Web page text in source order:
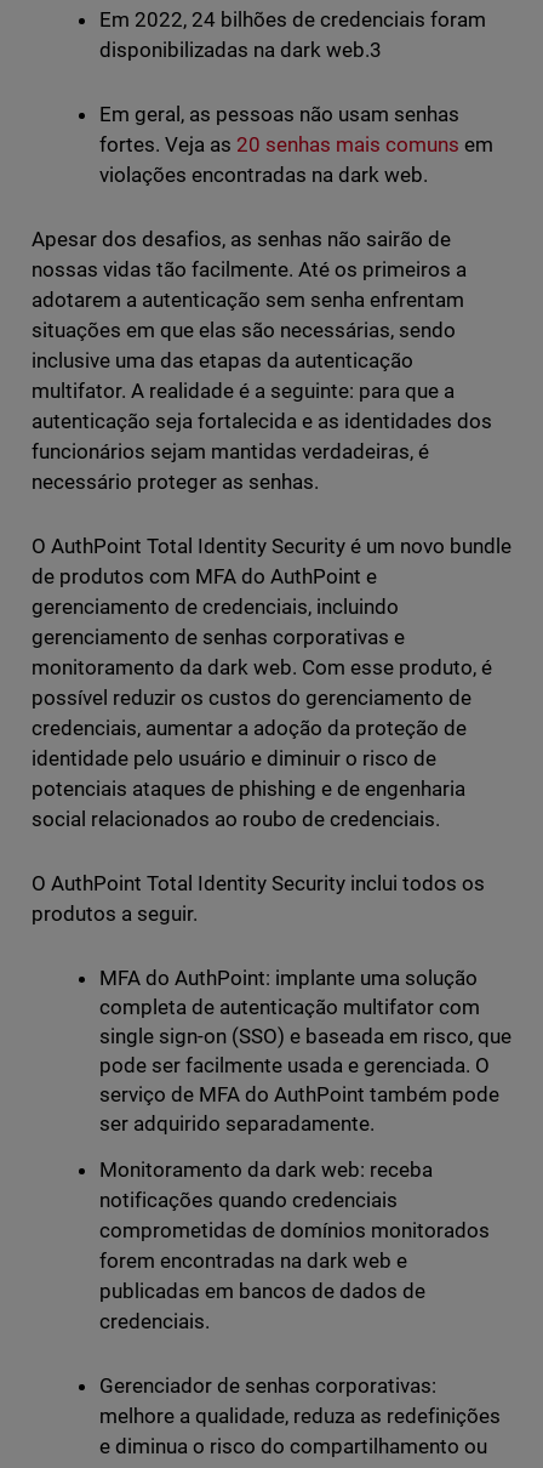
Em 2022, 24 bilhões de credenciais foram
disponibilizadas na dark web.3
Em geral, as pessoas não usam senhas
fortes. Veja as 20 senhas mais comuns em
violações encontradas na dark web.
Apesar dos desafios, as senhas não sairão de
nossas vidas tão facilmente. Até os primeiros a
adotarem a autenticação sem senha enfrentam
situações em que elas são necessárias, sendo
inclusive uma das etapas da autenticação
multifator. A realidade é a seguinte: para que a
autenticação seja fortalecida e as identidades dos
funcionários sejam mantidas verdadeiras, é
necessário proteger as senhas.
O AuthPoint Total Identity Security é um novo bundle
de produtos com MFA do AuthPoint e
gerenciamento de credenciais, incluindo
gerenciamento de senhas corporativas e
monitoramento da dark web. Com esse produto, é
possível reduzir os custos do gerenciamento de
credenciais, aumentar a adoção da proteção de
identidade pelo usuário e diminuir o risco de
potenciais ataques de phishing e de engenharia
social relacionados ao roubo de credenciais.
O AuthPoint Total Identity Security inclui todos os
produtos a seguir.
MFA do AuthPoint: implante uma solução
completa de autenticação multifator com
single sign-on (SSO) e baseada em risco, que
pode ser facilmente usada e gerenciada. O
serviço de MFA do AuthPoint também pode
ser adquirido separadamente.
Monitoramento da dark web: receba
notificações quando credenciais
comprometidas de domínios monitorados
forem encontradas na dark web e
publicadas em bancos de dados de
credenciais.
Gerenciador de senhas corporativas:
melhore a qualidade, reduza as redefinições
e diminua o risco do compartilhamento ou